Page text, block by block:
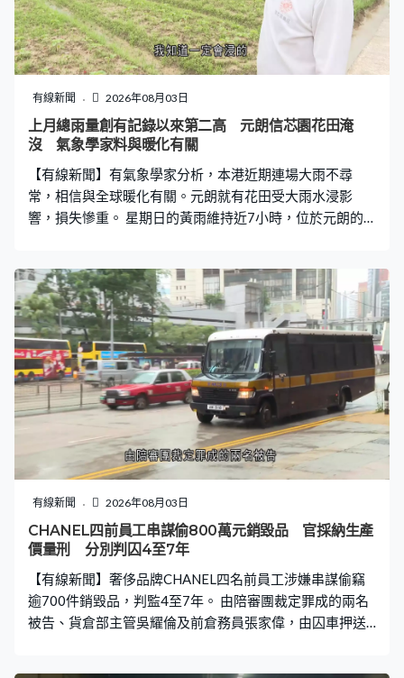
有線新聞 2026年08月03日
上月總雨量創有記錄以來第二高 元朗信芯園花田淹
沒 氣象學家料與暖化有關
【有線新聞】有氣象學家分析，本港近期連場大雨不尋
常，相信與全球暖化有關。元朗就有花田受大雨水浸影
響，損失慘重。 星期日的黃雨維持近7小時，位於元朗的
點過來洗乾淨泥漿。如果（花苗）浸超過8小時會焗死，加
上泥漿停留，就算洗乾淨都不行。」 做了一堆工夫，但旁
邊的珍珠米田因長時間被水浸也要報銷。負責人預計這次
損失約10萬元，又稱自五月起受連場大雨影響，已是第六
次重新栽種花苗。梁日信：「未曾好天過，要不暴曬幾
日，要不一直強降雨，我們俗稱『長命雨』，所以做了幾
十年，現在天氣愈來愈難做。」這個鳥居旁邊本來都種滿
花，但早兩個月開始不停下雨，花農索性改作魚塘 ，但星
期日下雨後魚都被沖走了。 天文台上月共發出20次黃雨及
5次紅雨警告信號，全月總雨量達790.3毫米，成為自1884
年有記錄以來總雨量第二高的七月。有氣象學家形容不尋
常，估計多個熱帶氣旋形成低壓區帶來降雨，亦與全球暖
化有關。香港氣象學會發言人梁榮武：「溫度高的時候，
一個細小的桶，現在變成裝滿水的
有線新聞 2026年08月03日
CHANEL四前員工串謀偷800萬元銷毀品 官採納生產
價量刑 分別判囚4至7年
【有線新聞】奢侈品牌CHANEL四名前員工涉嫌串謀偷竊
逾700件銷毀品，判監4至7年。 由陪審團裁定罪成的兩名
被告、貨倉部主管吳耀倫及前倉務員張家偉，由囚車押送